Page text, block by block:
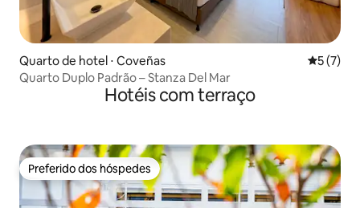
Quarto de hotel ⋅ Coveñas 5 de
5 (7)
Quarto Duplo Padrão – Stanza Del Mar
Hotéis com terraço
Preferido dos hóspedes
Preferido dos hóspedes